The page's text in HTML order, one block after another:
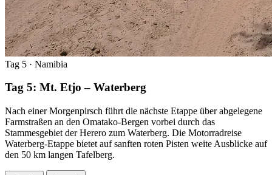
Tag 5 · Namibia
Tag 5: Mt. Etjo – Waterberg
Nach einer Morgenpirsch führt die nächste Etappe über abgelegene
Farmstraßen an den Omatako-Bergen vorbei durch das
Stammesgebiet der Herero zum Waterberg. Die Motorradreise
Waterberg-Etappe bietet auf sanften roten Pisten weite Ausblicke auf
den 50 km langen Tafelberg.